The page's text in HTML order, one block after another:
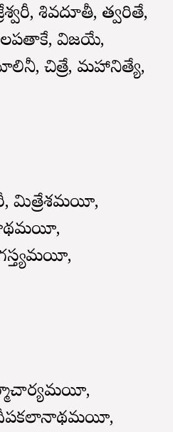
శివదూతీ, త్వరితే,
విజయే,
చిత్రే, మహానిత్యే,
మిత్రేశమయీ,
దీపకలానాథమయీ,